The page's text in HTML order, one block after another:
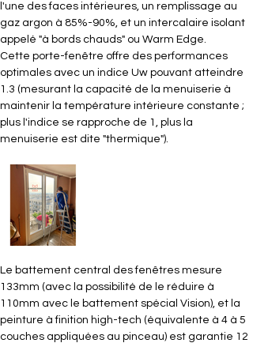
l'une des faces intérieures, un remplissage au
gaz argon à 85%-90%, et un intercalaire isolant
appelé "à bords chauds" ou Warm Edge.
Cette porte-fenêtre offre des performances
optimales avec un indice Uw pouvant atteindre
1.3 (mesurant la capacité de la menuiserie à
maintenir la température intérieure constante ;
plus l'indice se rapproche de 1, plus la
menuiserie est dite "thermique").
Le battement central des fenêtres mesure
133mm (avec la possibilité de le réduire à
110mm avec le battement spécial Vision), et la
peinture à finition high-tech (équivalente à 4 à 5
couches appliquées au pinceau) est garantie 12